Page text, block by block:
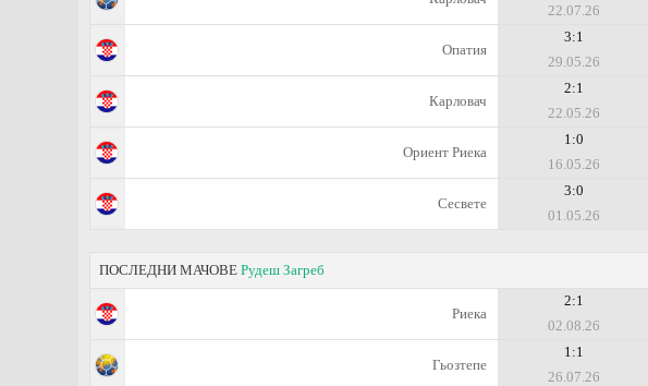
22.07.26
Опатия
3:1
29.05.26
Карловач
2:1
22.05.26
Ориент Риека
1:0
16.05.26
Сесвете
3:0
01.05.26
ПОСЛЕДНИ МАЧОВЕ Рудеш Загреб
Риека
2:1
02.08.26
Гьозтепе
1:1
26.07.26